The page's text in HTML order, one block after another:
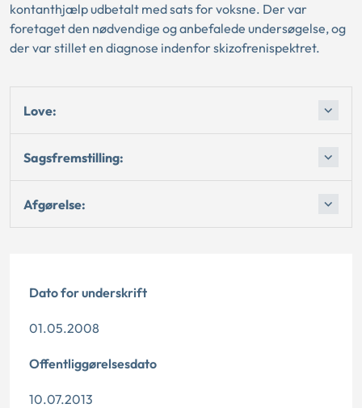
kontanthjælp udbetalt med sats for voksne. Der var
foretaget den nødvendige og anbefalede undersøgelse, og
der var stillet en diagnose indenfor skizofrenispektret.
Love:
Sagsfremstilling:
Afgørelse:
Dato for underskrift
01.05.2008
Offentliggørelsesdato
10.07.2013